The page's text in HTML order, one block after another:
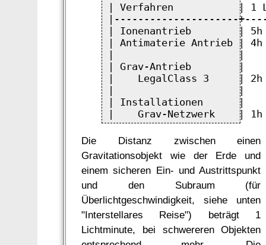
| Verfahren           | 1
|---------------------
| Ionenantrieb        |
| Antimaterie Antrieb |
|                     |
| Grav-Antrieb
|    LegalClass 3     |
|                     |
| Installationen
Die Distanz zwischen einen
Gravitationsobjekt wie der Erde und
einem sicheren Ein- und Austrittspunkt
und den Subraum (für
Überlichtgeschwindigkeit, siehe unten
"Interstellares Reise") beträgt 1
Lichtminute, bei schwereren Objekten